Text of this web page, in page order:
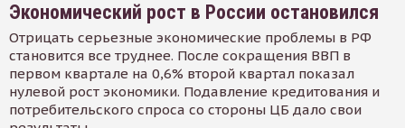
Экономический рост в России остановился
Отрицать серьезные экономические проблемы в РФ
становится все труднее. После сокращения ВВП в
первом квартале на 0,6% второй квартал показал
нулевой рост экономики. Подавление кредитования и
потребительского спроса со стороны ЦБ дало свои